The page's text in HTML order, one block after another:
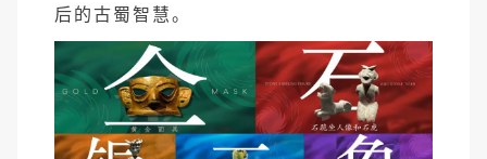
后的古蜀智慧。